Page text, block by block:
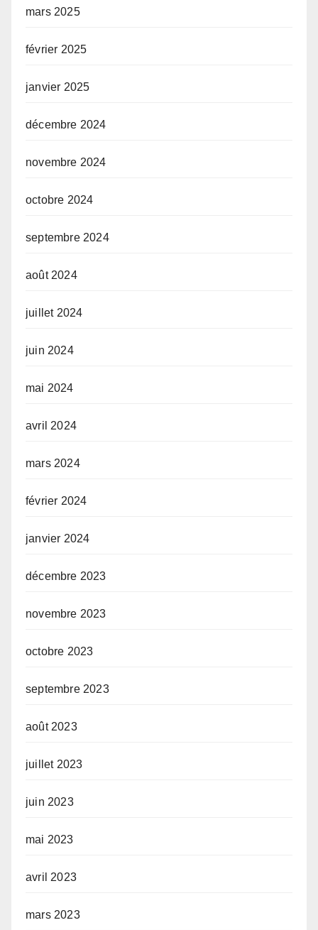
mars 2025
février 2025
janvier 2025
décembre 2024
novembre 2024
octobre 2024
septembre 2024
août 2024
juillet 2024
juin 2024
mai 2024
avril 2024
mars 2024
février 2024
janvier 2024
décembre 2023
novembre 2023
octobre 2023
septembre 2023
août 2023
juillet 2023
juin 2023
mai 2023
avril 2023
mars 2023